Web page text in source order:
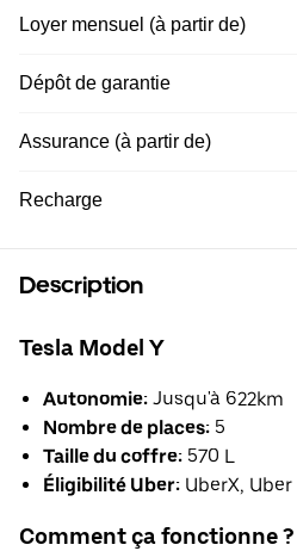
Loyer mensuel (à partir de)
Dépôt de garantie
Assurance (à partir de)
Recharge
Description
Tesla Model Y
Autonomie: Jusqu'à 622km
Nombre de places: 5
Taille du coffre: 570 L
Éligibilité Uber: UberX,
Comment ça fonctionne ?